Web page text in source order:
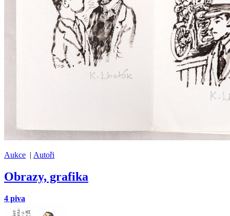
Aukce | Autoři
Obrazy, grafika
4 piva